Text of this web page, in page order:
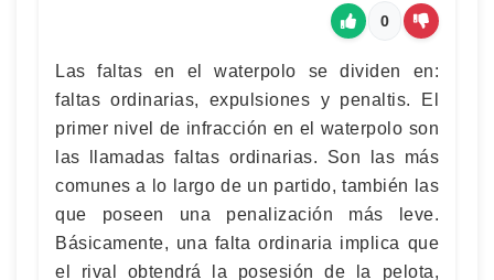
0
Las faltas en el waterpolo se dividen en:
faltas ordinarias, expulsiones y penaltis. El
primer nivel de infracción en el waterpolo son
las llamadas faltas ordinarias. Son las más
comunes a lo largo de un partido, también las
que poseen una penalización más leve.
Básicamente, una falta ordinaria implica que
el rival obtendrá la posesión de la pelota,